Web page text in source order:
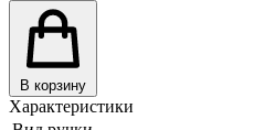
В корзину
Характеристики